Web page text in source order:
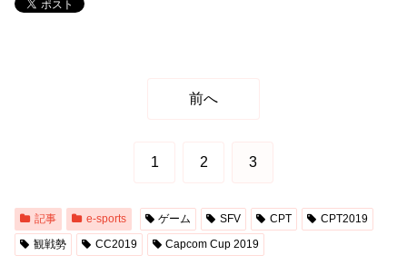
前へ
1 2 3
記事 e-sports ゲーム SFV CPT
CPT2019
観戦勢
CC2019 Capcom Cup 2019